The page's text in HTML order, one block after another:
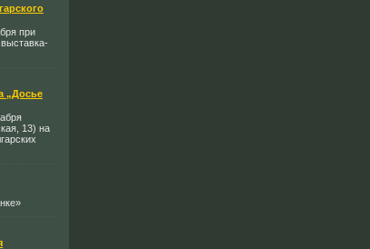
при
выставка-
„Досье
13) на